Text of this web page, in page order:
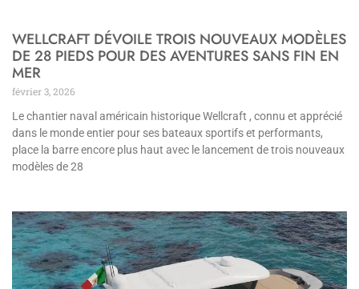
WELLCRAFT DÉVOILE TROIS NOUVEAUX MODÈLES
DE 28 PIEDS POUR DES AVENTURES SANS FIN EN
MER
février 3, 2026
Le chantier naval américain historique Wellcraft , connu et apprécié
dans le monde entier pour ses bateaux sportifs et performants,
place la barre encore plus haut avec le lancement de trois nouveaux
modèles de 28